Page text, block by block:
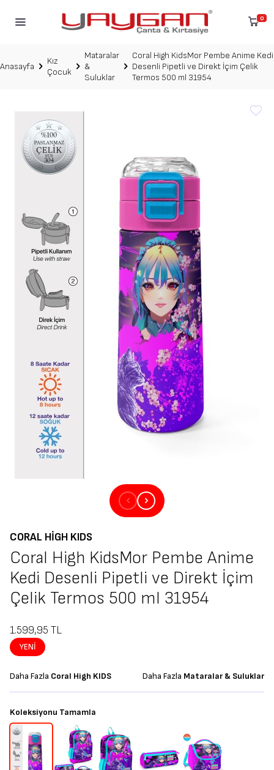
0
Anasayfa
Kız
Çocuk
Mataralar
&
Suluklar
Coral High KidsMor Pembe Anime Kedi
Desenli Pipetli ve Direkt İçim Çelik
Termos 500 ml 31954
CORAL HIGH KIDS
Coral High KidsMor Pembe Anime
Kedi Desenli Pipetli ve Direkt İçim
Çelik Termos 500 ml 31954
1.599,95 TL
YENI
Daha Fazla Coral High KIDS Daha Fazla Mataralar & Suluklar
Koleksiyonu Tamamla